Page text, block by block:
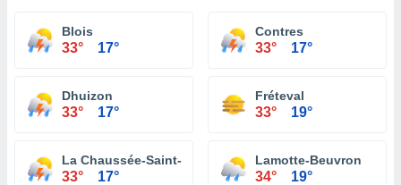
Blois
33° 17°
Contres
33° 17°
Dhuizon
33° 17°
Fréteval
33° 19°
La Chaussée-Saint-Victor
33° 17°
Lamotte-Beuvron
34° 19°